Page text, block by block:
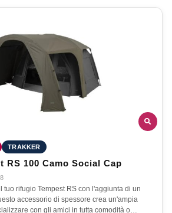
TRAKKER
RS 100 Camo Social Cap
tuo rifugio Tempest RS con l'aggiunta di un
accessorio di spessore crea un'ampia
con gli amici in tutta comodità o…